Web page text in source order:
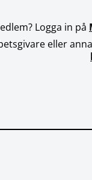
Logga in på
eller